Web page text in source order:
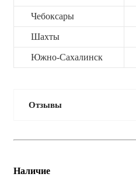
Чебоксары
Шахты
Южно-Сахалинск
Отзывы
Наличие